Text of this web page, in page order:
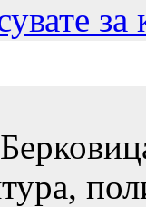
за